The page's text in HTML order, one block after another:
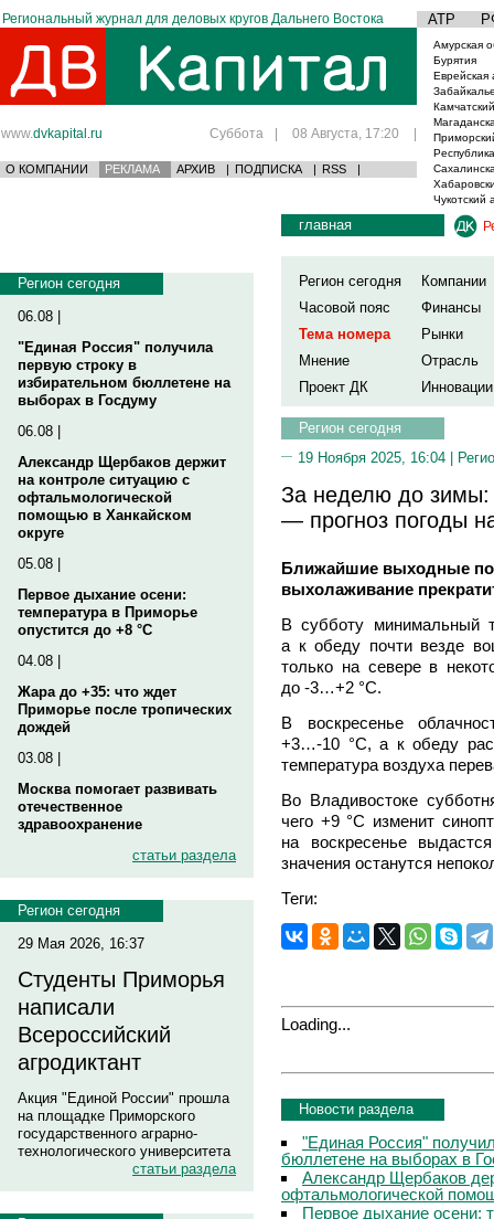
Региональный журнал для деловых кругов Дальнего Востока АТР
www.dvkapital.ru Суббота | 08 Августа, 17:20 |
О КОМПАНИИ РЕКЛАМА АРХИВ | ПОДПИСКА | RSS |
Амурская
Бурятия
Еврейская
Чукотский
Регион сегодня
06.08 |
"Единая Россия" получила
первую строку в
избирательном бюллетене на
выборах в Госдуму
06.08 |
Александр Щербаков держит
на контроле ситуацию с
офтальмологической
помощью в Ханкайском
округе
05.08 |
Первое дыхание осени:
температура в Приморье
опустится до +8 °C
04.08 |
Жара до +35: что ждет
Приморье после тропических
дождей
03.08 |
Москва помогает развивать
отечественное
здравоохранение
статьи раздела
Регион сегодня
29 Мая 2026, 16:37
Студенты Приморья
написали
Всероссийский
агродиктант
Акция "Единой России" прошла
на площадке Приморского
государственного аграрно-
технологического университета
статьи раздела
главная
Регион сегодня
Компании
Часовой пояс
Финансы
Тема номера
Рынки
Мнение
Отрасль
Проект ДК
Инновации
Регион сегодня
19 Ноября 2025, 16:04 |
За неделю до
— прогноз погоды
Ближайшие выходные
выхолаживание
В субботу минимальный
а к обеду почти везде
только на севере в
до -3…+2 °C.
В воскресенье
+3…-10 °C, а к обеду
температура воздуха
Во Владивостоке
чего +9 °C изменит
на воскресенье
значения останутся
Теги:
Loading...
Новости раздела
"Единая Россия"
бюллетене на выборах в
Александр Щербаков
офтальмологической
Первое дыхание осени: